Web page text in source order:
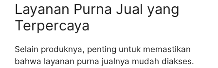
Layanan Purna Jual yang
Terpercaya
Selain produknya, penting untuk memastikan
bahwa layanan purna jualnya mudah diakses.